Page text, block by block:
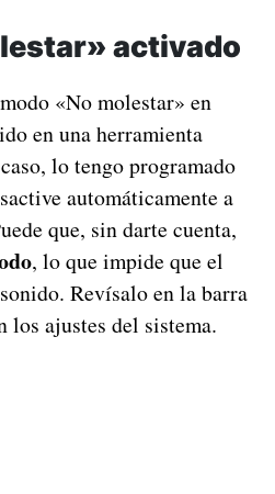
activado
«No molestar» en
en una herramienta
lo tengo programado
automáticamente a
que, sin darte cuenta,
, lo que impide que el
Revísalo en la barra
los ajustes del sistema.